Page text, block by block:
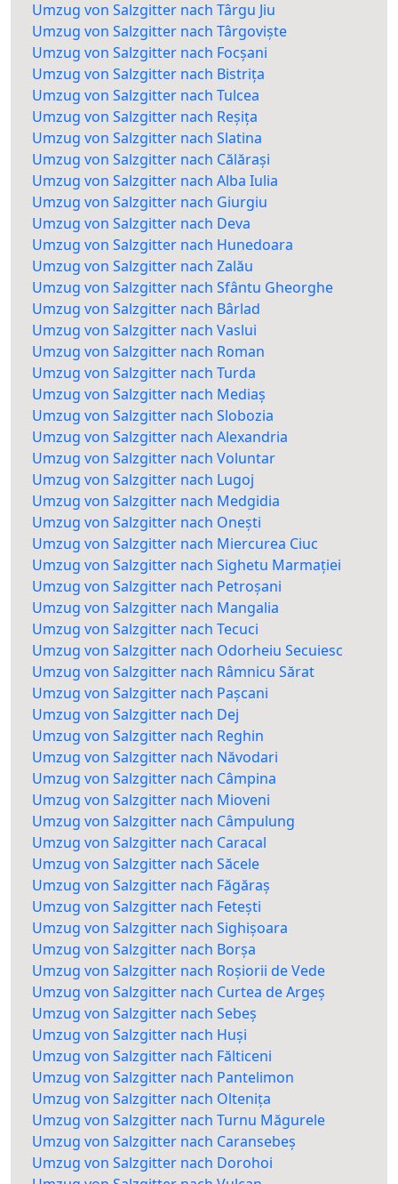
Umzug von Salzgitter nach Târgu Jiu
Umzug von Salzgitter nach Târgoviște
Umzug von Salzgitter nach Focșani
Umzug von Salzgitter nach Bistrița
Umzug von Salzgitter nach Tulcea
Umzug von Salzgitter nach Reșița
Umzug von Salzgitter nach Slatina
Umzug von Salzgitter nach Călărași
Umzug von Salzgitter nach Alba Iulia
Umzug von Salzgitter nach Giurgiu
Umzug von Salzgitter nach Deva
Umzug von Salzgitter nach Hunedoara
Umzug von Salzgitter nach Zalău
Umzug von Salzgitter nach Sfântu Gheorghe
Umzug von Salzgitter nach Bârlad
Umzug von Salzgitter nach Vaslui
Umzug von Salzgitter nach Roman
Umzug von Salzgitter nach Turda
Umzug von Salzgitter nach Mediaș
Umzug von Salzgitter nach Slobozia
Umzug von Salzgitter nach Alexandria
Umzug von Salzgitter nach Voluntar
Umzug von Salzgitter nach Lugoj
Umzug von Salzgitter nach Medgidia
Umzug von Salzgitter nach Onești
Umzug von Salzgitter nach Miercurea Ciuc
Umzug von Salzgitter nach Sighetu Marmației
Umzug von Salzgitter nach Petroșani
Umzug von Salzgitter nach Mangalia
Umzug von Salzgitter nach Tecuci
Umzug von Salzgitter nach Odorheiu Secuiesc
Umzug von Salzgitter nach Râmnicu Sărat
Umzug von Salzgitter nach Pașcani
Umzug von Salzgitter nach Dej
Umzug von Salzgitter nach Reghin
Umzug von Salzgitter nach Năvodari
Umzug von Salzgitter nach Câmpina
Umzug von Salzgitter nach Mioveni
Umzug von Salzgitter nach Câmpulung
Umzug von Salzgitter nach Caracal
Umzug von Salzgitter nach Săcele
Umzug von Salzgitter nach Făgăraș
Umzug von Salzgitter nach Fetești
Umzug von Salzgitter nach Sighișoara
Umzug von Salzgitter nach Borșa
Umzug von Salzgitter nach Roșiorii de Vede
Umzug von Salzgitter nach Curtea de Argeș
Umzug von Salzgitter nach Sebeș
Umzug von Salzgitter nach Huși
Umzug von Salzgitter nach Fălticeni
Umzug von Salzgitter nach Pantelimon
Umzug von Salzgitter nach Oltenița
Umzug von Salzgitter nach Turnu Măgurele
Umzug von Salzgitter nach Caransebeș
Umzug von Salzgitter nach Dorohoi